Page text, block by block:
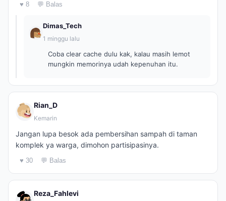
♥ 8 💬 Balas
Dimas_Tech
1 minggu lalu
Coba clear cache dulu kak, kalau masih lemot
mungkin memorinya udah kepenuhan itu.
Rian_D
Kemarin
Jangan lupa besok ada pembersihan sampah di taman
komplek ya warga, dimohon partisipasinya.
♥ 30 💬 Balas
Reza_Fahlevi